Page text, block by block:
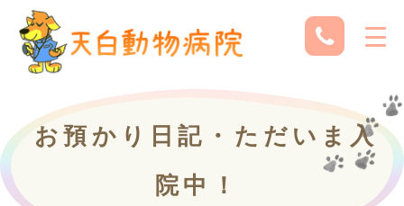
お預かり日記・ただいま入
院中！